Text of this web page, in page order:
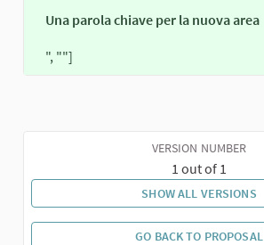
Una parola chiave per la nuova area
", ""]
VERSION NUMBER
1 out of 1
SHOW ALL VERSIONS
GO BACK TO PROPOSAL